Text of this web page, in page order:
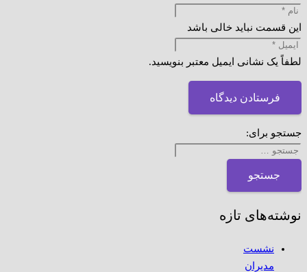
این قسمت نباید خالی باشد
لطفاً یک نشانی ایمیل معتبر بنویسید.
فرستادن دیدگاه
جستجو برای:
نوشته‌های تازه
نشست
مدیران